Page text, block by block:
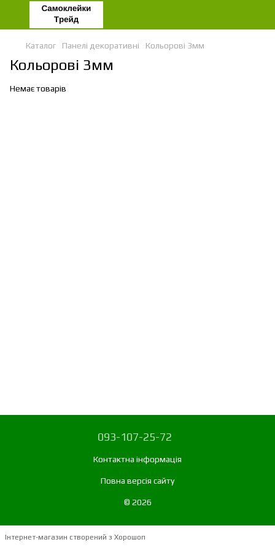
Каталог Панелі декоративні Кольорові 3мм
Кольорові 3мм
Немає товарів
093-107-25-72
Контактна інформація
Повна версія сайту
© 2026
Інтернет-магазин створений з Хорошоп